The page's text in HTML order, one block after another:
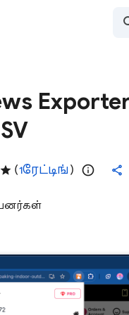
(1 ரேட்டிங் )